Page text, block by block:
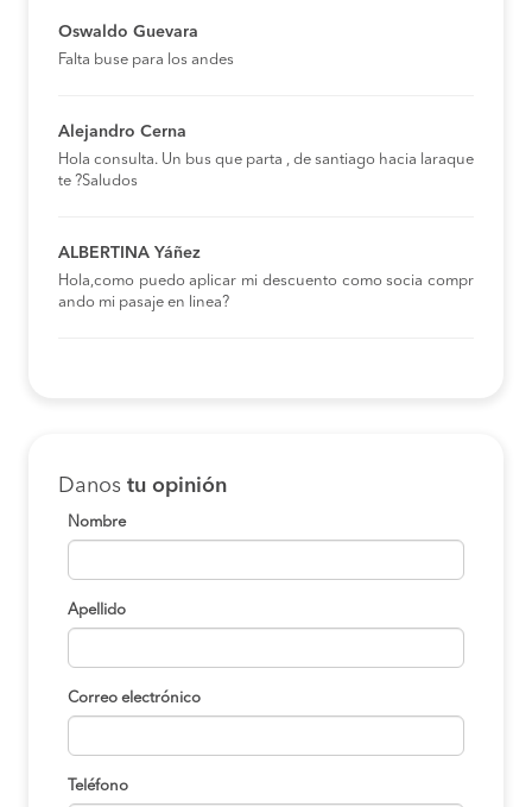
Oswaldo Guevara
Falta buse para los andes
Alejandro Cerna
Hola consulta. Un bus que parta , de santiago hacia laraque
te ?Saludos
ALBERTINA Yáñez
Hola,como puedo aplicar mi descuento como socia compr
ando mi pasaje en linea?
Danos tu opinión
Nombre
Apellido
Correo electrónico
Teléfono